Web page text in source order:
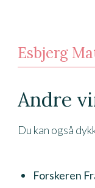
Esbjerg
Andre
Du kan også
Forskeren